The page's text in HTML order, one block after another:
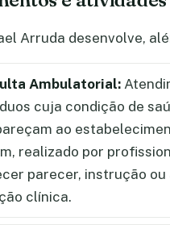
Arruda desenvolve,
Ambulatorial:
cuja condição de
ao
realizado por
parecer, instrução ou
clínica.